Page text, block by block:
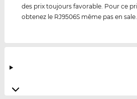
des prix toujours favorable. Pour ce
obtenez le RJ9506S même pas en sale.